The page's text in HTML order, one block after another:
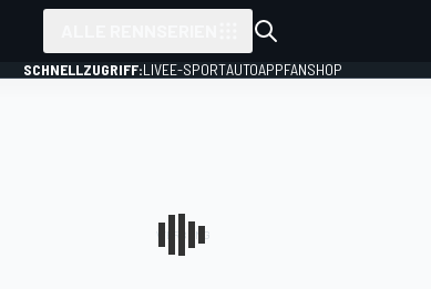
SCHNELLZUGRIFF:LIVEE-SPORTAUTOAPPFANSHOP